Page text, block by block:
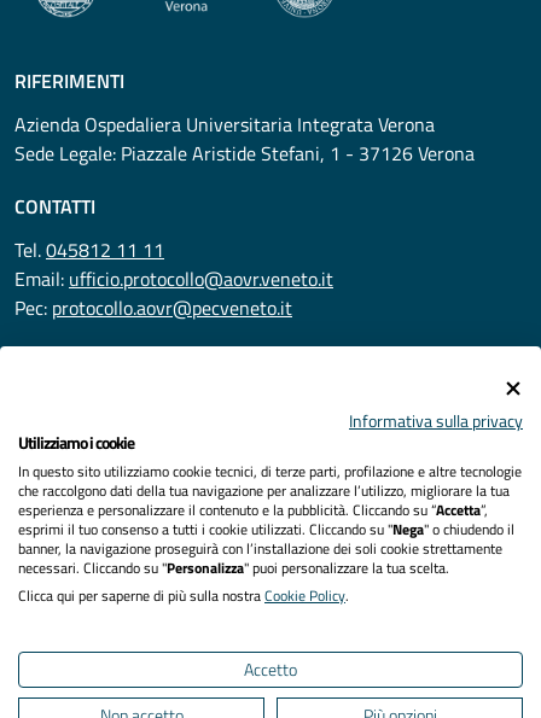
RIFERIMENTI
Azienda Ospedaliera Universitaria Integrata Verona
Sede Legale: Piazzale Aristide Stefani, 1 - 37126 Verona
CONTATTI
Tel.045812 11 11
Email: ufficio.protocollo@aovr.veneto.it
Pec: protocollo.aovr@pecveneto.it
Privacy
Accessibilità
Note legali
Informativa sulla privacy
Utilizziamo i cookie
In questo sito utilizziamo cookie tecnici, di terze parti, profilazione e altre tecnologie
che raccolgono dati della tua navigazione per analizzare l’utilizzo, migliorare la tua
esperienza e personalizzare il contenuto e la pubblicità. Cliccando su “Accetta”,
esprimi il tuo consenso a tutti i cookie utilizzati. Cliccando su "Nega" o chiudendo il
banner, la navigazione proseguirà con l’installazione dei soli cookie strettamente
necessari. Cliccando su "Personalizza" puoi personalizzare la tua scelta.
Clicca qui per saperne di più sulla nostraCookie Policy.
Accetto